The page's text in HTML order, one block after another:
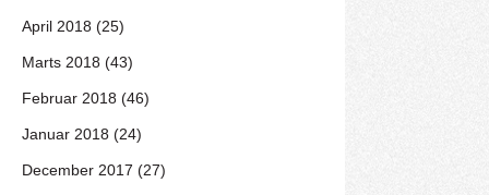
April 2018 (25)
Marts 2018 (43)
Februar 2018 (46)
Januar 2018 (24)
December 2017 (27)